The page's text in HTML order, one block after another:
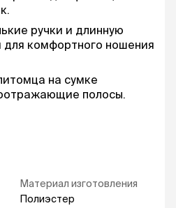
ручки и длинную
для комфортного ношения
на сумке
полосы.
Материал изготовления
Полиэстер